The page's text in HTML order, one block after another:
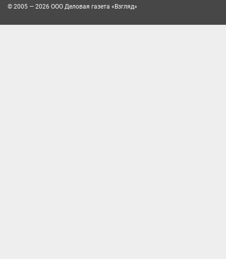
© 2005 — 2026 ООО Деловая газета «Взгляд»